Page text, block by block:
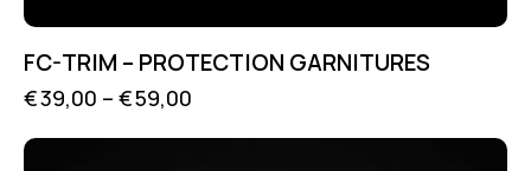
FC-TRIM – PROTECTION GARNITURES
€39,00 – €59,00